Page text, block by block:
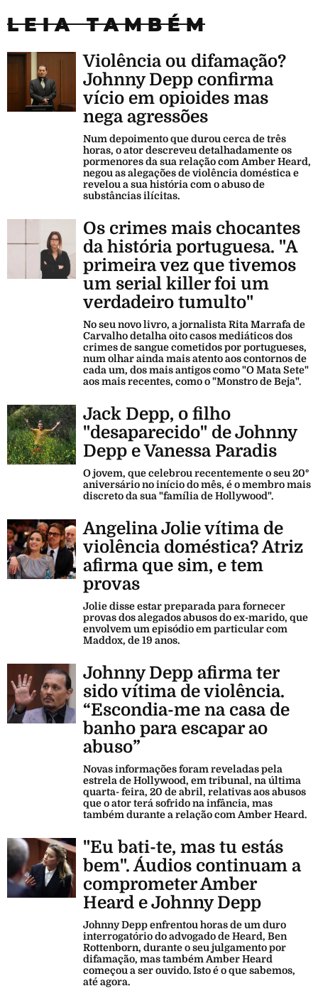
LEIA TAMBÉM
Violência ou difamação?
Johnny Depp confirma
vício em opioides mas
nega agressões
Num depoimento que durou cerca de três
horas, o ator descreveu detalhadamente os
pormenores da sua relação com Amber Heard,
negou as alegações de violência doméstica e
revelou a sua história com o abuso de
substâncias ilícitas.
Os crimes mais chocantes
da história portuguesa. "A
primeira vez que tivemos
um serial killer foi um
verdadeiro tumulto"
No seu novo livro, a jornalista Rita Marrafa de
Carvalho detalha oito casos mediáticos dos
crimes de sangue cometidos por portugueses,
num olhar ainda mais atento aos contornos de
cada um, dos mais antigos como "O Mata Sete"
aos mais recentes, como o "Monstro de Beja".
Jack Depp, o filho
"desaparecido" de Johnny
Depp e Vanessa Paradis
O jovem, que celebrou recentemente o seu 20º
aniversário no início do mês, é o membro mais
discreto da sua "família de Hollywood".
Angelina Jolie vítima de
violência doméstica? Atriz
afirma que sim, e tem
provas
Jolie disse estar preparada para fornecer
provas dos alegados abusos do ex-marido, que
envolvem um episódio em particular com
Maddox, de 19 anos.
Johnny Depp afirma ter
sido vítima de violência.
“Escondia-me na casa de
banho para escapar ao
abuso”
Novas informações foram reveladas pela
estrela de Hollywood, em tribunal, na última
quarta- feira, 20 de abril, relativas aos abusos
que o ator terá sofrido na infância, mas
também durante a relação com Amber Heard.
"Eu bati-te, mas tu estás
bem". Áudios continuam a
comprometer Amber
Heard e Johnny Depp
Johnny Depp enfrentou horas de um duro
interrogatório do advogado de Heard, Ben
Rottenborn, durante o seu julgamento por
difamação, mas também Amber Heard
começou a ser ouvido. Isto é o que sabemos,
até agora.